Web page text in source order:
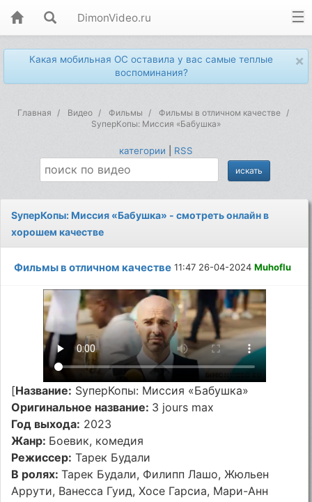
DimonVideo.ru
×
Какая мобильная ОС оставила у вас самые теплые
воспоминания?
Главная Видео Фильмы
Фильмы в отличном качестве
SуперКопы: Миссия «Бабушка»
категории RSS
SуперКопы: Миссия «Бабушка» - смотреть онлайн в
хорошем качестве
Фильмы в отличном качестве 11:47 26-04-2024Muhoflu
[Название: SуперКопы: Миссия «Бабушка»
Оригинальное название: 3 jours max
Год выхода: 2023
Жанр: Боевик, комедия
Режиссер: Тарек Будали
В ролях:Тарек Будали, Филипп Лашо, Жюльен
Аррути, Ванесса Гуид, Хосе Гарсиа, Мари-Анн